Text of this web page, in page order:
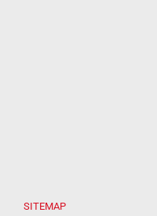
SITEMAP